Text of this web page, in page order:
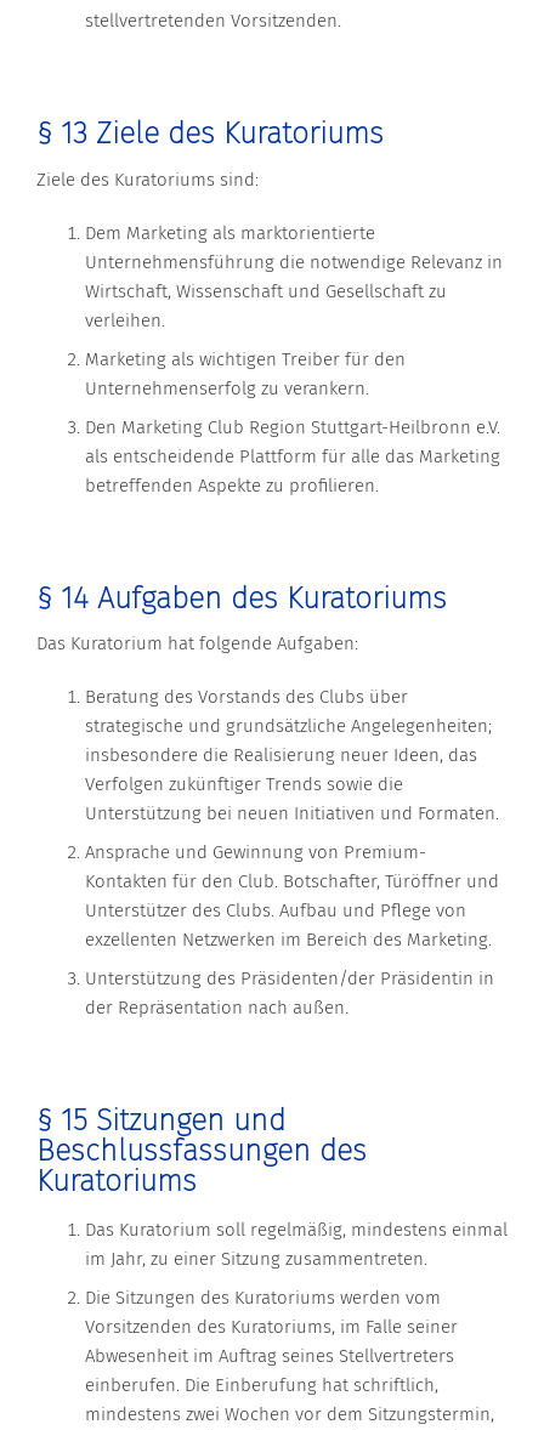
stellvertretenden Vorsitzenden.
§ 13 Ziele des Kuratoriums
Ziele des Kuratoriums sind:
Dem Marketing als marktorientierte
Unternehmensführung die notwendige Relevanz in
Wirtschaft, Wissenschaft und Gesellschaft zu
verleihen.
Marketing als wichtigen Treiber für den
Unternehmenserfolg zu verankern.
Den Marketing Club Region Stuttgart-Heilbronn e.V.
als entscheidende Plattform für alle das Marketing
betreffenden Aspekte zu profilieren.
§ 14 Aufgaben des Kuratoriums
Das Kuratorium hat folgende Aufgaben:
Beratung des Vorstands des Clubs über
strategische und grundsätzliche Angelegenheiten;
insbesondere die Realisierung neuer Ideen, das
Verfolgen zukünftiger Trends sowie die
Unterstützung bei neuen Initiativen und Formaten.
Ansprache und Gewinnung von Premium-
Kontakten für den Club. Botschafter, Türöffner und
Unterstützer des Clubs. Aufbau und Pflege von
exzellenten Netzwerken im Bereich des Marketing.
Unterstützung des Präsidenten/der Präsidentin in
der Repräsentation nach außen.
§ 15 Sitzungen und
Beschlussfassungen des
Kuratoriums
Das Kuratorium soll regelmäßig, mindestens einmal
im Jahr, zu einer Sitzung zusammentreten.
Die Sitzungen des Kuratoriums werden vom
Vorsitzenden des Kuratoriums, im Falle seiner
Abwesenheit im Auftrag seines Stellvertreters
einberufen. Die Einberufung hat schriftlich,
mindestens zwei Wochen vor dem Sitzungstermin,